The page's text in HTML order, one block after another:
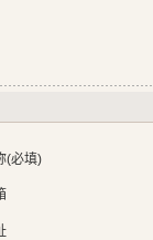
(必填)